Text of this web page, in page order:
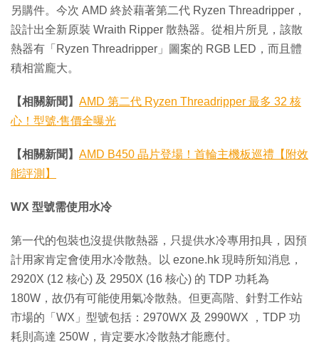
另購件。今次 AMD 終於藉著第二代 Ryzen Threadripper，
設計出全新原裝 Wraith Ripper 散熱器。從相片所見，該散
熱器有「Ryzen Threadripper」圖案的 RGB LED，而且體
積相當龐大。
【相關新聞】 AMD 第二代 Ryzen Threadripper 最多 32 核
心！型號‧售價全曝光
【相關新聞】 AMD B450 晶片登場！首輪主機板巡禮【附效
能評測】
WX 型號需使用水冷
第一代的包裝也沒提供散熱器，只提供水冷專用扣具，因預
計用家肯定會使用水冷散熱。以 ezone.hk 現時所知消息，
2920X (12 核心) 及 2950X (16 核心) 的 TDP 功耗為
180W，故仍有可能使用氣冷散熱。但更高階、針對工作站
市場的「WX」型號包括：2970WX 及 2990WX ，TDP 功
耗則高達 250W，肯定要水冷散熱才能應付。